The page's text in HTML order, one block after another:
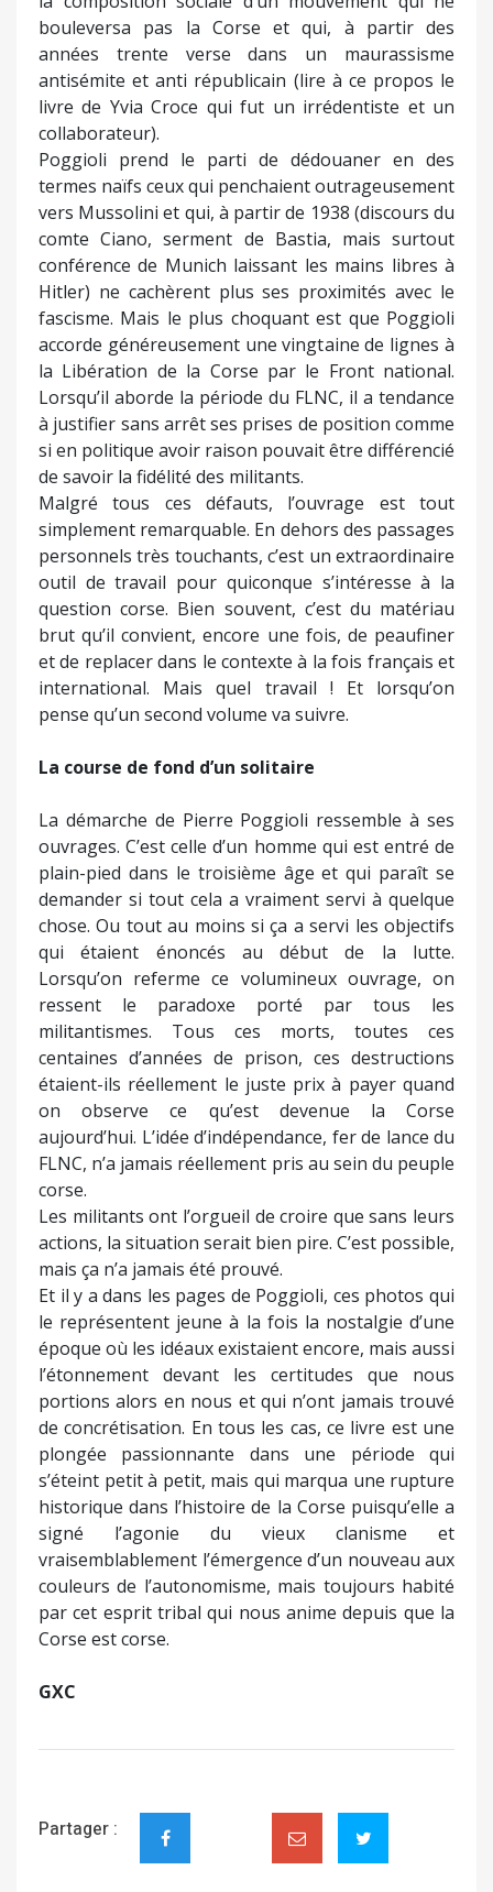
bouleversa pas la Corse et qui, à partir des
années trente verse dans un maurassisme
antisémite et anti républicain (lire à ce propos le
livre de Yvia Croce qui fut un irrédentiste et un
collaborateur).
Poggioli prend le parti de dédouaner en des
termes naïfs ceux qui penchaient outrageusement
vers Mussolini et qui, à partir de 1938 (discours du
comte Ciano, serment de Bastia, mais surtout
conférence de Munich laissant les mains libres à
Hitler) ne cachèrent plus ses proximités avec le
fascisme. Mais le plus choquant est que Poggioli
accorde généreusement une vingtaine de lignes à
la Libération de la Corse par le Front national.
Lorsqu’il aborde la période du FLNC, il a tendance
à justifier sans arrêt ses prises de position comme
si en politique avoir raison pouvait être différencié
de savoir la fidélité des militants.
Malgré tous ces défauts, l’ouvrage est tout
simplement remarquable. En dehors des passages
personnels très touchants, c’est un extraordinaire
outil de travail pour quiconque s’intéresse à la
question corse. Bien souvent, c’est du matériau
brut qu’il convient, encore une fois, de peaufiner
et de replacer dans le contexte à la fois français et
international. Mais quel travail ! Et lorsqu’on
pense qu’un second volume va suivre.
La course de fond d’un solitaire
La démarche de Pierre Poggioli ressemble à ses
ouvrages. C’est celle d’un homme qui est entré de
plain-pied dans le troisième âge et qui paraît se
demander si tout cela a vraiment servi à quelque
chose. Ou tout au moins si ça a servi les objectifs
qui étaient énoncés au début de la lutte.
Lorsqu’on referme ce volumineux ouvrage, on
ressent le paradoxe porté par tous les
militantismes. Tous ces morts, toutes ces
centaines d’années de prison, ces destructions
étaient-ils réellement le juste prix à payer quand
on observe ce qu’est devenue la Corse
aujourd’hui. L’idée d’indépendance, fer de lance du
FLNC, n’a jamais réellement pris au sein du peuple
corse.
Les militants ont l’orgueil de croire que sans leurs
actions, la situation serait bien pire. C’est possible,
mais ça n’a jamais été prouvé.
Et il y a dans les pages de Poggioli, ces photos qui
le représentent jeune à la fois la nostalgie d’une
époque où les idéaux existaient encore, mais aussi
l’étonnement devant les certitudes que nous
portions alors en nous et qui n’ont jamais trouvé
de concrétisation. En tous les cas, ce livre est une
plongée passionnante dans une période qui
s’éteint petit à petit, mais qui marqua une rupture
historique dans l’histoire de la Corse puisqu’elle a
signé l’agonie du vieux clanisme et
vraisemblablement l’émergence d’un nouveau aux
couleurs de l’autonomisme, mais toujours habité
par cet esprit tribal qui nous anime depuis que la
Corse est corse.
GXC
Partager :